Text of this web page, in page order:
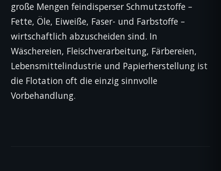
große Mengen feindisperser Schmutzstoffe –
Fette, Öle, Eiweiße, Faser- und Farbstoffe –
wirtschaftlich abzuscheiden sind. In
Wäschereien, Fleischverarbeitung, Färbereien,
Lebensmittelindustrie und Papierherstellung ist
die Flotation oft die einzig sinnvolle
Vorbehandlung.